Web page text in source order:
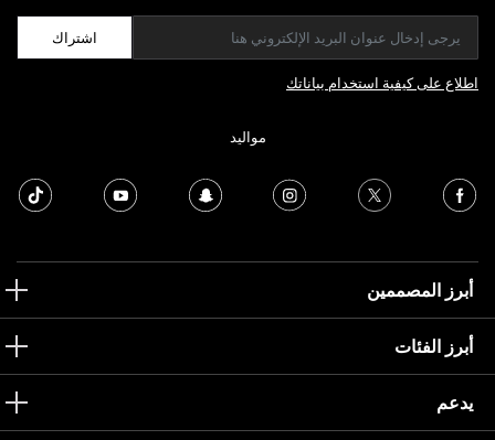
اشتراك
اطلاع على كيفية استخدام بياناتك
مواليد
أبرز المصممين
أبرز الفئات
يدعم